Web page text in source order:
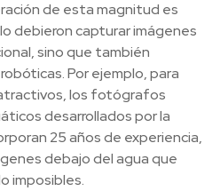
de esta magnitud es
debieron capturar imágenes
sino que también
Por ejemplo, para
los fotógrafos
desarrollados por la
25 años de experiencia,
debajo del agua que
imposibles.